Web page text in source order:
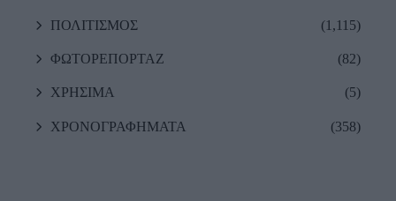
ΠΟΛΙΤΙΣΜΟΣ (1,115)
ΦΩΤΟΡΕΠΟΡΤΑΖ (82)
ΧΡΗΣΙΜΑ (5)
ΧΡΟΝΟΓΡΑΦΗΜΑΤΑ (358)